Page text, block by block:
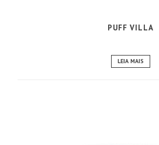
PUFF VILLA
LEIA MAIS